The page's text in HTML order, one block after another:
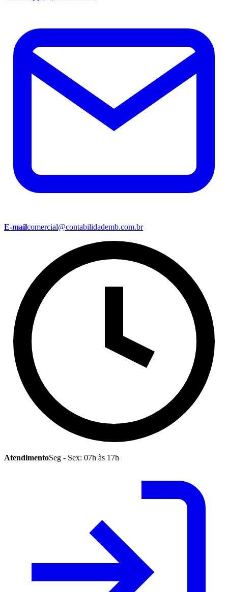
E-mailcomercial@contabilidademb.com.br
AtendimentoSeg - Sex: 07h às 17h